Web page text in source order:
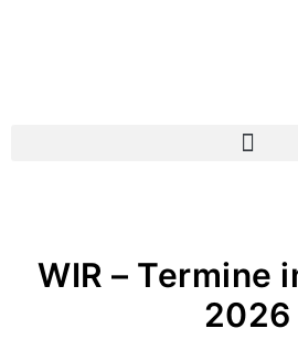
WIR – Termine
2026